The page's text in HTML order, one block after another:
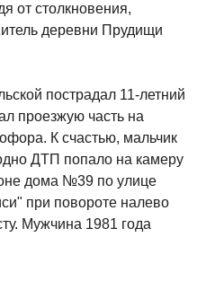
от столкновения,
деревни Прудищи
пострадал 11-летний
проезжую часть на
К счастью, мальчик
ДТП попало на камеру
дома №39 по улице
при повороте налево
Мужчина 1981 года